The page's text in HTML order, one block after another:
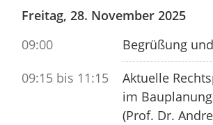
Freitag, 28. November 2025
09:00
Begrüßung
09:15 bis 11:15
Aktuelle
im
(Prof. Dr.